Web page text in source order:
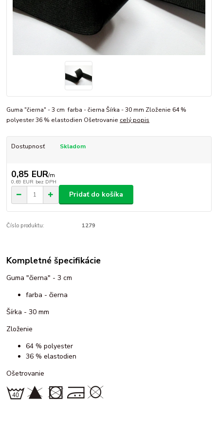
Guma "čierna" - 3 cm farba - čierna Šírka - 30 mm Zloženie 64 %
polyester 36 % elastodien Ošetrovanie celý popis
Dostupnosť Skladom
0,85 EUR/m
0,69 EUR bez DPH
Pridať do košíka
Číslo produktu: 1279
Kompletné špecifikácie
Guma "čierna" - 3 cm
farba - čierna
Šírka - 30 mm
Zloženie
64 % polyester
36 % elastodien
Ošetrovanie